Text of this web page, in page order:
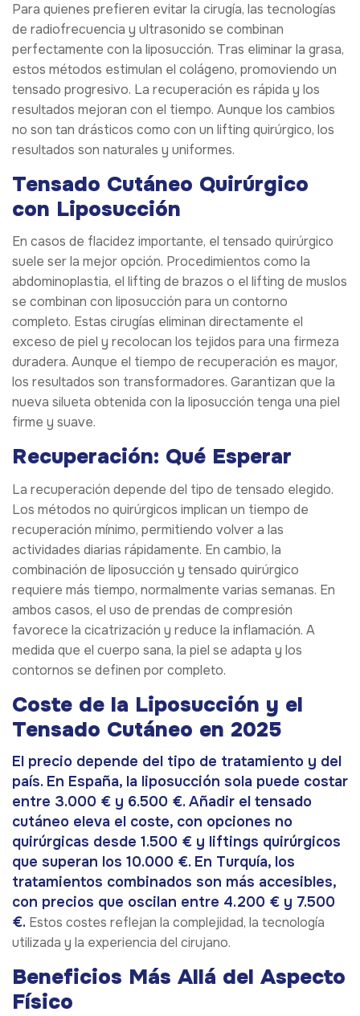
Para quienes prefieren evitar la cirugía, las tecnologías
de radiofrecuencia y ultrasonido se combinan
perfectamente con la liposucción. Tras eliminar la grasa,
estos métodos estimulan el colágeno, promoviendo un
tensado progresivo. La recuperación es rápida y los
resultados mejoran con el tiempo. Aunque los cambios
no son tan drásticos como con un lifting quirúrgico, los
resultados son naturales y uniformes.
Tensado Cutáneo Quirúrgico
con Liposucción
En casos de flacidez importante, el tensado quirúrgico
suele ser la mejor opción. Procedimientos como la
abdominoplastia, el lifting de brazos o el lifting de muslos
se combinan con liposucción para un contorno
completo. Estas cirugías eliminan directamente el
exceso de piel y recolocan los tejidos para una firmeza
duradera. Aunque el tiempo de recuperación es mayor,
los resultados son transformadores. Garantizan que la
nueva silueta obtenida con la liposucción tenga una piel
firme y suave.
Recuperación: Qué Esperar
La recuperación depende del tipo de tensado elegido.
Los métodos no quirúrgicos implican un tiempo de
recuperación mínimo, permitiendo volver a las
actividades diarias rápidamente. En cambio, la
combinación de liposucción y tensado quirúrgico
requiere más tiempo, normalmente varias semanas. En
ambos casos, el uso de prendas de compresión
favorece la cicatrización y reduce la inflamación. A
medida que el cuerpo sana, la piel se adapta y los
contornos se definen por completo.
Coste de la Liposucción y el
Tensado Cutáneo en 2025
El precio depende del tipo de tratamiento y del
país. En España, la liposucción sola puede costar
entre 3.000 € y 6.500 €. Añadir el tensado
cutáneo eleva el coste, con opciones no
quirúrgicas desde 1.500 € y liftings quirúrgicos
que superan los 10.000 €. En Turquía, los
tratamientos combinados son más accesibles,
con precios que oscilan entre 4.200 € y 7.500
€. Estos costes reflejan la complejidad, la tecnología
utilizada y la experiencia del cirujano.
Beneficios Más Allá del Aspecto
Físico